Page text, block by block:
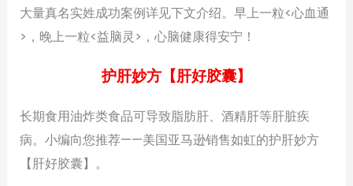
大量真名实姓成功案例详见下文介绍。早上一粒<心血通
>，晚上一粒<益脑灵>，心脑健康得安宁！
护肝妙方【肝好胶囊】
长期食用油炸类食品可导致脂肪肝、酒精肝等肝脏疾
病。小编向您推荐——美国亚马逊销售如虹的护肝妙方
【肝好胶囊】。